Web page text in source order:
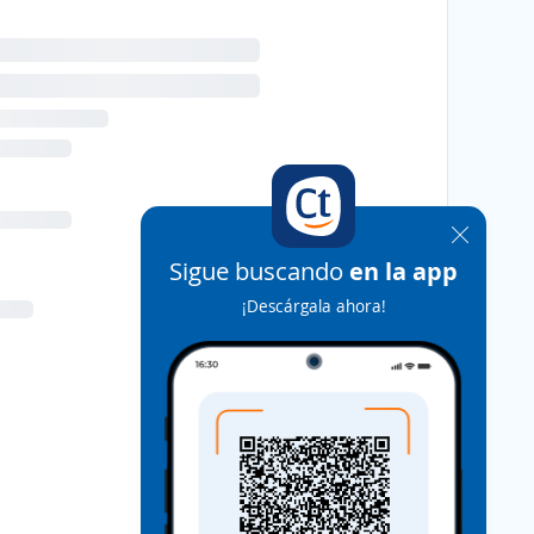
Sigue buscando en la app
¡Descárgala ahora!